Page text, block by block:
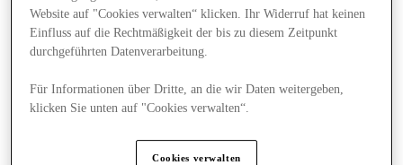
Website auf "Cookies verwalten“ klicken. Ihr Widerruf hat keinen
Einfluss auf die Rechtmäßigkeit der bis zu diesem Zeitpunkt
durchgeführten Datenverarbeitung.
Für Informationen über Dritte, an die wir Daten weitergeben,
klicken Sie unten auf "Cookies verwalten“.
Cookies verwalten